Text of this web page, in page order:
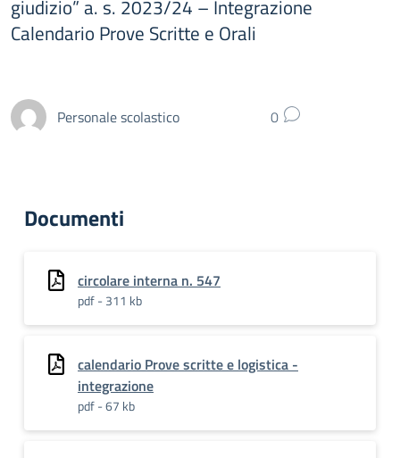
giudizio” a. s. 2023/24 – Integrazione
Calendario Prove Scritte e Orali
Personale scolastico 0
Documenti
circolare interna n. 547
pdf - 311 kb
calendario Prove scritte e logistica -
integrazione
pdf - 67 kb